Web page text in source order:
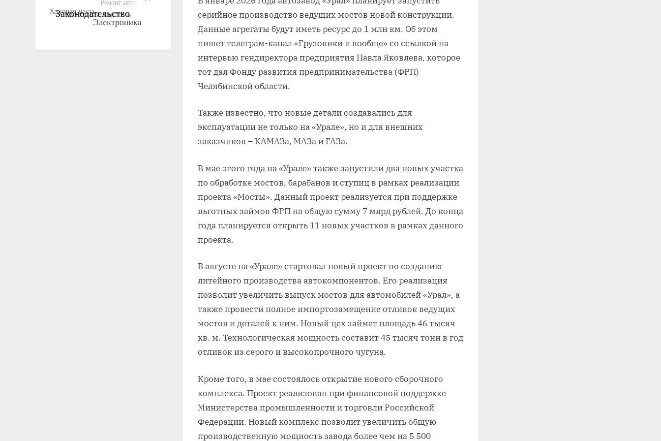
серийное производство ведущих мостов новой конструкции.
Данные агрегаты будут иметь ресурс до 1 млн км. Об этом
пишет телеграм-канал «Грузовики и вообще» со ссылкой на
интервью гендиректора предприятия Павла Яковлева, которое
тот дал Фонду развития предпринимательства (ФРП)
Челябинской области.
Также известно, что новые детали создавались для
эксплуатации не только на «Урале», но и для внешних
заказчиков – КАМАЗа, МАЗа и ГАЗа.
В мае этого года на «Урале» также запустили два новых участка
по обработке мостов, барабанов и ступиц в рамках реализации
проекта «Мосты». Данный проект реализуется при поддержке
льготных займов ФРП на общую сумму 7 млрд рублей. До конца
года планируется открыть 11 новых участков в рамках данного
проекта.
В августе на «Урале» стартовал новый проект по созданию
литейного производства автокомпонентов. Его реализация
позволит увеличить выпуск мостов для автомобилей «Урал», а
также провести полное импортозамещение отливок ведущих
мостов и деталей к ним. Новый цех займет площадь 46 тысяч
кв. м. Технологическая мощность составит 45 тысяч тонн в год
отливок из серого и высокопрочного чугуна.
Кроме того, в мае состоялось открытие нового сборочного
комплекса. Проект реализован при финансовой поддержке
Министерства промышленности и торговли Российской
Федерации. Новый комплекс позволит увеличить общую
производственную мощность завода более чем на 5 500